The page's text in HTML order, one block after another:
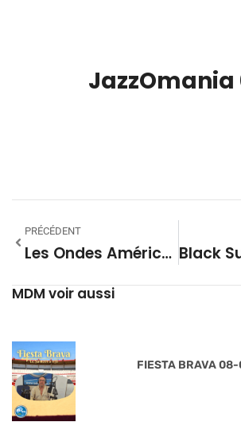
JazzOmania
PRÉCÉDENT
Les Ondes Américaine 43
MDM voir aussi
FIESTA BRAVA